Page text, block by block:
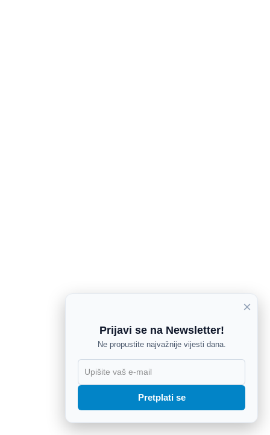
×
Prijavi se na Newsletter!
Ne propustite najvažnije vijesti dana.
Pretplati se